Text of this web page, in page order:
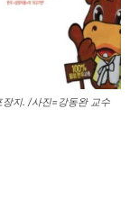
지. /사진=강동완 교수